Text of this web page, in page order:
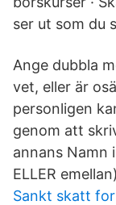
ser ut som du
Ange dubbla
vet, eller är
personligen
genom att
annans Namn
ELLER
Sankt skatt